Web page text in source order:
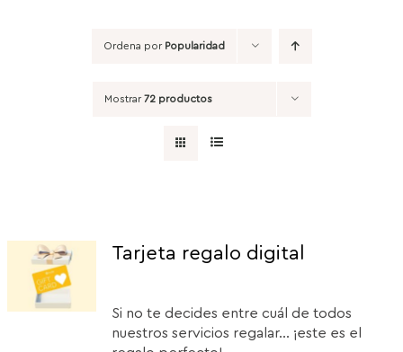
Ordena por Popularidad
Mostrar72 productos
Tarjeta regalo digital
Si no te decides entre cuál de todos
nuestros servicios regalar... ¡este es el